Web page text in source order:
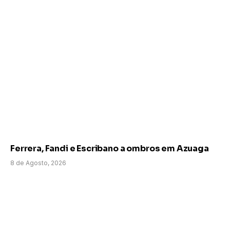
Ferrera, Fandi e Escribano a ombros em Azuaga
8 de Agosto, 2026